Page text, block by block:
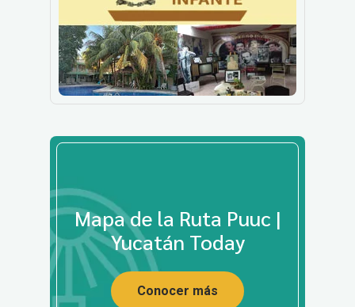
Mapa de la Ruta Puuc |
Yucatán Today
Conocer más